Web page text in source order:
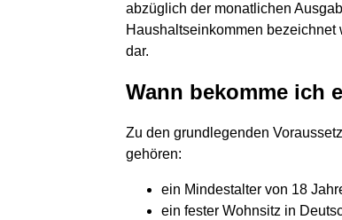
abzüglich der monatlichen
Haushaltseinkommen
dar.
Wann bekomme ich
Zu den grundlegenden
gehören:
ein Mindestalter von 18
ein fester Wohnsitz in